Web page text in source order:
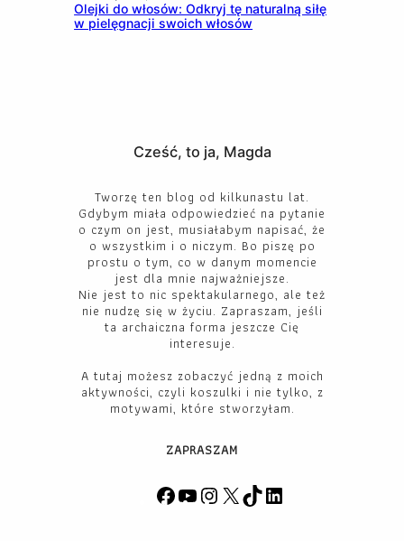
Olejki do włosów: Odkryj tę naturalną siłę
w pielęgnacji swoich włosów
Cześć, to ja, Magda
Tworzę ten blog od kilkunastu lat.
Gdybym miała odpowiedzieć na pytanie
o czym on jest, musiałabym napisać, że
o wszystkim i o niczym. Bo piszę po
prostu o tym, co w danym momencie
jest dla mnie najważniejsze.
Nie jest to nic spektakularnego, ale też
nie nudzę się w życiu. Zapraszam, jeśli
ta archaiczna forma jeszcze Cię
interesuje.
A tutaj możesz zobaczyć jedną z moich
aktywności, czyli koszulki i nie tylko, z
motywami, które stworzyłam.
ZAPRASZAM
F
Y
X
T